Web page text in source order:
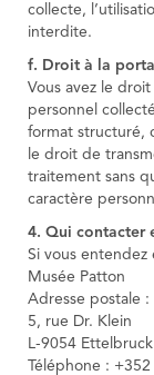
collecte,
interdite.
f. Droit à la
Vous avez le
personnel
format structuré,
le droit de
traitement sans
caractère
4. Qui contacter
Si vous entendez
Musée Patton
Adresse postale :
5, rue Dr. Klein
L-9054 Ettelbruck
Téléphone :